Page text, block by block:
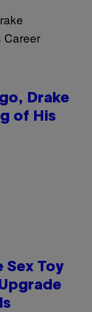
Drake
of His
Sex Toy